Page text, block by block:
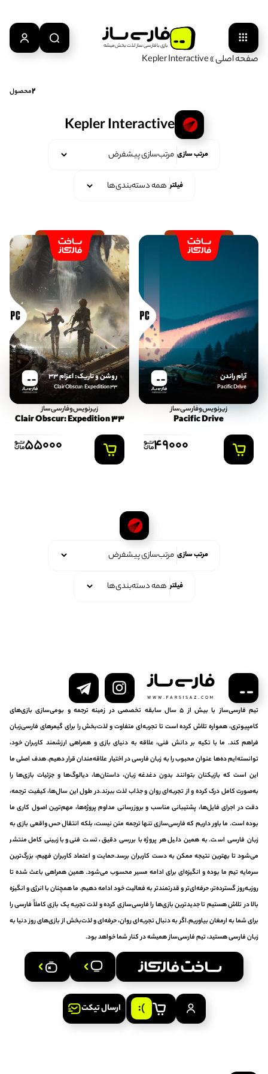
بازی‌ با‌ فارسی‌ ساز‌ لذت‌ بخش‌ میشه
صفحه اصلی»
Kepler Interactive
2محصول
Kepler Interactive
مرتب سازی
فیلتر
آرام راندن
Pacific Drive
FARSISAZ.COM
زیرنویس‌و‌فارسی‌ساز
Pacific Drive
49000
روشن و تاریک: اعزام 33
Clair Obscur: Expedition 33
FARSISAZ.COM
زیرنویس‌و‌فارسی‌ساز
Clair Obscur: Expedition 33
55000
مرتب سازی
فیلتر
تیم فارسی‌ساز با بیش از ۵ سال سابقه تخصصی در زمینه ترجمه و بومی‌سازی بازی‌های
کامپیوتری، همواره تلاش کرده است تا تجربه‌ای متفاوت و لذت‌بخش را برای گیمرهای فارسی‌زبان
فراهم کند. ما با تکیه بر دانش فنی، علاقه به دنیای بازی و همراهی ارزشمند کاربران خود،
توانسته‌ایم ده‌ها عنوان محبوب را به زبان فارسی در اختیار علاقه‌مندان قرار دهیم. هدف اصلی ما
این است که بازیکنان بتوانند بدون دغدغه زبان، داستان‌ها، دیالوگ‌ها و جزئیات بازی‌ها را
به‌صورت کامل درک کرده و از تجربه‌ای روان و جذاب لذت ببرند.در طول این سال‌ها، کیفیت ترجمه،
دقت در اجرای فایل‌ها، پشتیبانی مناسب و بروزرسانی مداوم پروژه‌ها، مهم‌ترین اصول کاری ما
بوده است. ما باور داریم که فارسی‌سازی تنها ترجمه متن نیست، بلکه انتقال حس واقعی بازی به
زبان فارسی است. به همین دلیل هر پروژه با بررسی دقیق، تست فنی و بازبینی کامل منتشر
می‌شود تا بهترین نتیجه ممکن به دست کاربران برسد.حمایت و اعتماد کاربران فهیم، بزرگ‌ترین
سرمایه تیم ما بوده و انگیزه‌ای برای ادامه مسیر محسوب می‌شود. همین همراهی باعث شده تا
روزبه‌روز گسترده‌تر، حرفه‌ای‌تر و قدرتمندتر به فعالیت خود ادامه دهیم. ما همچنان با انرژی و انگیزه
بالا در تلاش هستیم تا جدیدترین بازی‌ها را فارسی‌سازی کرده و لذت تجربه یک بازی کاملاً فارسی را
برای شما به ارمغان بیاوریم.اگر به دنبال تجربه‌ای روان، حرفه‌ای و لذت‌بخش از بازی‌های روز دنیا به
زبان فارسی هستید، تیم فارسی‌ساز همیشه در کنار شما خواهد بود.
ارسال تیکت